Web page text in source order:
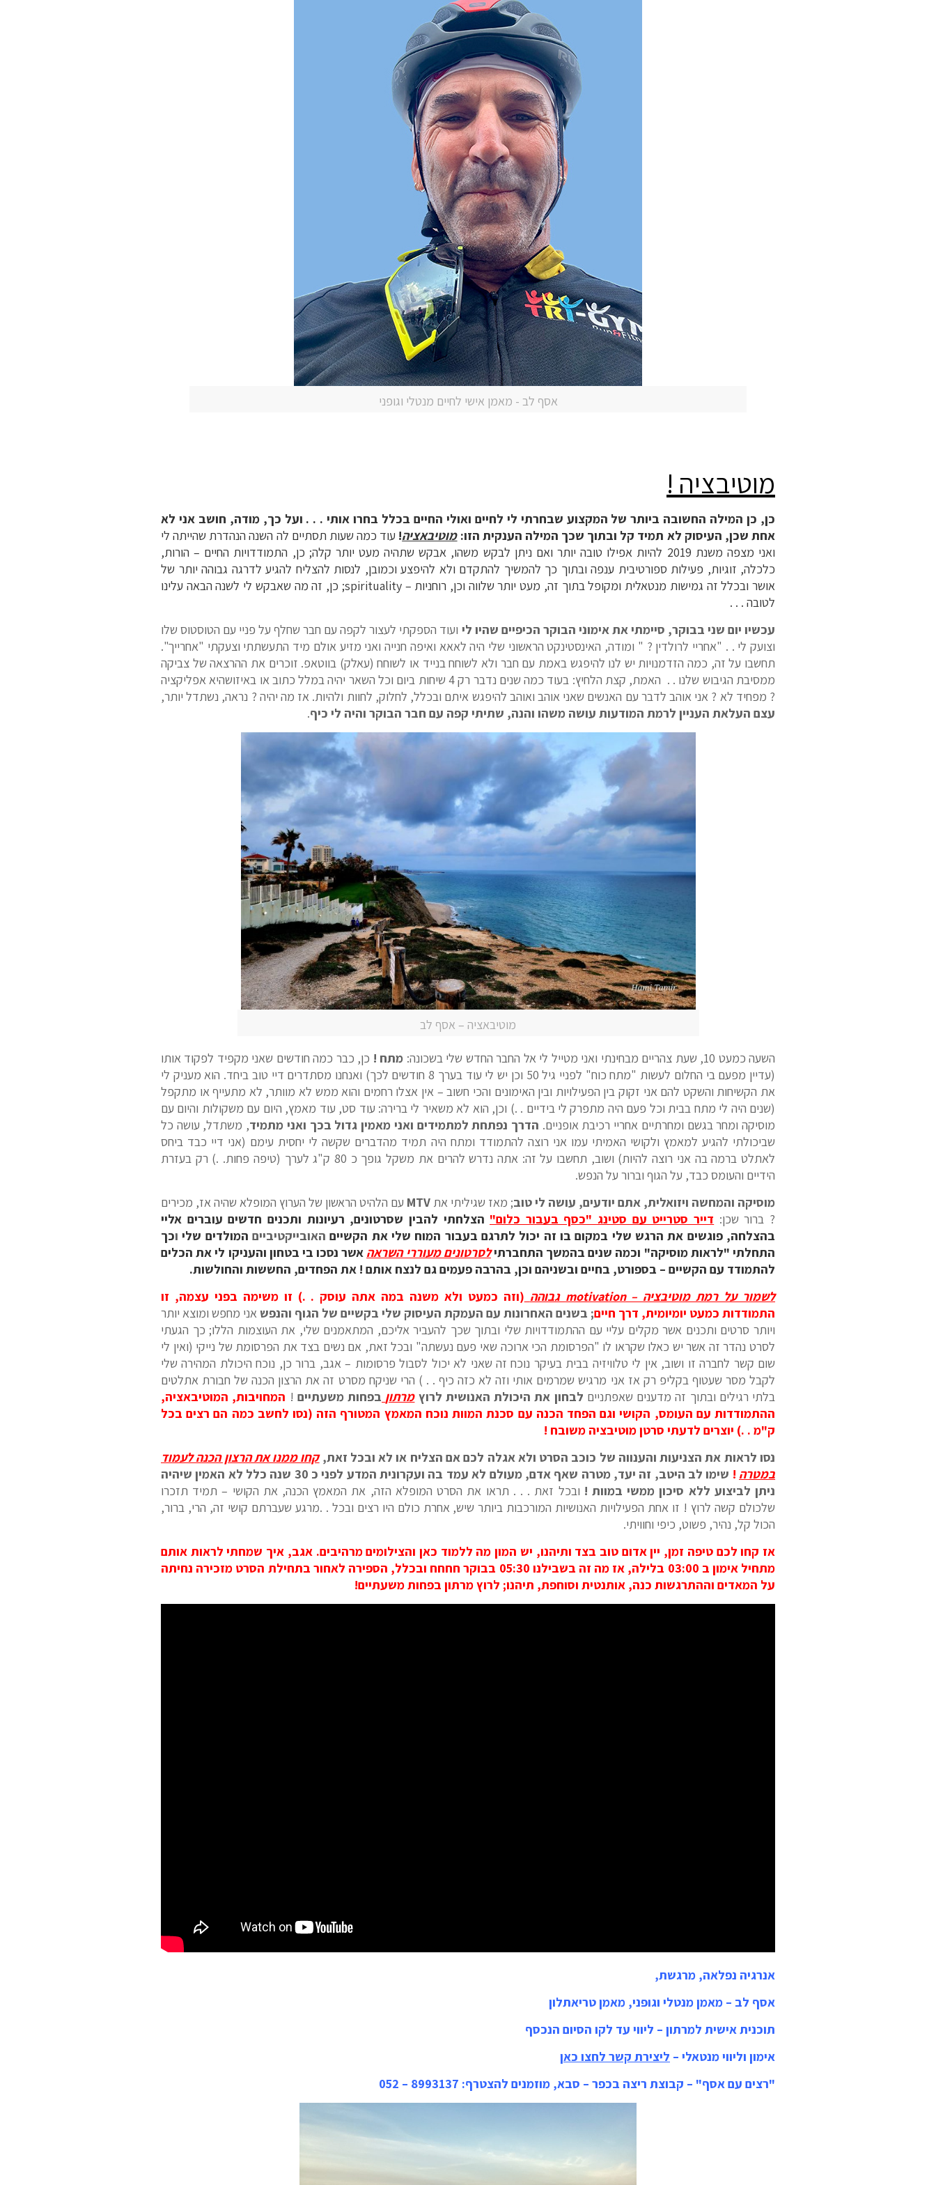
אסף לב - מאמן אישי לחיים מנטלי וגופני
מוטיבציה !
כן, כן המילה החשובה ביותר של המקצוע שבחרתי לי לחיים ואולי החיים בכלל בחרו אותי . . . ועל כך, מודה, חושב אני לא
אחת שכן, העיסוק לא תמיד קל ובתוך שכך המילה הענקית הזו:מוטיבאציה! עוד כמה שעות תסתיים לה השנה הנהדרת שהייתה לי
ואני מצפה משנת 2019 להיות אפילו טובה יותר ואם ניתן לבקש משהו, אבקש שתהיה מעט יותר קלה; כן, התמודדויות החיים – הורות,
כלכלה, זוגיות, פעילות ספורטיבית ענפה ובתוך כך להמשיך להתקדם ולא להיפצע וכמובן, לנסות להצליח להגיע לדרגה גבוהה יותר של
אושר ובכלל זה גמישות מנטאלית ומקופל בתוך זה, מעט יותר שלווה וכן, רוחניות – spirituality; כן, זה מה שאבקש לי לשנה הבאה עלינו
לטובה . . .
עכשיו יום שני בבוקר, סיימתי את אימוני הבוקר הכיפיים שהיו לי ועוד הספקתי לעצור לקפה עם חבר שחלף על פניי עם הטוסטוס שלו
וצועק לי . . "אחריי לרולדין ? " ומודה, האינסטינקט הראשוני שלי היה לאאא ואיפה חנייה ואני מזיע אולם מיד התעשתתי וצעקתי "אחרייך".
תחשבו על זה, כמה הזדמנויות יש לנו להיפגש באמת עם חבר ולא לשוחח בנייד או לשוחח (עאלק) בווטאפ. זוכרים את ההרצאה של צביקה
ממסיבת הגיבוש שלנו . . האמת, קצת הלחיץ: בעוד כמה שנים נדבר רק 4 שיחות ביום וכל השאר יהיה במלל כתוב או באיזושהיא אפליקציה
? מפחיד לא ? אני אוהב לדבר עם האנשים שאני אוהב ואוהב להיפגש איתם ובכלל, לחלוק, לחוות ולהיות. אז מה יהיה ? נראה, נשתדל יותר,
עצם העלאת העניין לרמת המודעות עושה משהו והנה, שתיתי קפה עם חבר הבוקר והיה לי כיף.
מוטיבאציה – אסף לב
השעה כמעט 10, שעת צהריים מבחינתי ואני מטייל לי אל החבר החדש שלי בשכונה: מתח ! כן, כבר כמה חודשים שאני מקפיד לפקוד אותו
(עדיין מפעם בי החלום לעשות "מתח כוח" לפניי גיל 50 וכן יש לי עוד בערך 8 חודשים לכך) ואנחנו מסתדרים דיי טוב ביחד. הוא מעניק לי
את הקשיחות והשקט להם אני זקוק בין הפעילויות ובין האימונים והכי חשוב – אין אצלו רחמים והוא ממש לא מוותר, לא מתעייף או מתקפל
(שנים היה לי מתח בבית וכל פעם היה מתפרק לי בידיים . .) וכן, הוא לא משאיר לי ברירה: עוד סט, עוד מאמץ, היום עם משקולות והיום עם
מוסיקה ומחר בגשם ומחרתיים אחריי רכיבת אופניים. הדרך נפתחת למתמידים ואני מאמין גדול בכך ואני מתמיד, משתדל, עושה כל
שביכולתי להגיע למאמץ ולקושי האמיתי עמו אני רוצה להתמודד ומתח היה תמיד מהדברים שקשה לי יחסית עימם (אני דיי כבד ביחס
לאתלט ברמה בה אני רוצה להיות) ושוב, תחשבו על זה: אתה נדרש להרים את משקל גופך כ 80 ק"ג לערך (טיפה פחות. .) רק בעזרת
הידיים והעומס כבד, על הגוף וברור על הנפש.
מוסיקה והמחשה ויזואלית, אתם יודעים, עושה לי טוב; מאז שגיליתי את MTV עם הלהיט הראשון של הערוץ המופלא שהיה אז, מכירים
? ברור שכן: דייר סטרייט עם סטינג "כסף בעבור כלום" הצלחתי להבין שסרטונים, רעיונות ותכנים חדשים עוברים אליי
בהצלחה, פוגשים את הרגש שלי במקום בו זה יכול לתרגם בעבור המוח שלי את הקשיים האובייקטיבייםהמולדים שלי וכך
התחלתי "לראות מוסיקה" וכמה שנים בהמשך התחברתילסרטונים מעוררי השראה אשר נסכו בי בטחון והעניקו לי את הכלים
להתמודד עם הקשיים – בספורט, בחיים ובשניהם וכן, בהרבה פעמים גם לנצח אותם ! את הפחדים, החששות והחולשות.
לשמור על רמת מוטיבציה – motivation גבוהה
(וזה כמעט ולא משנה במה אתה עוסק . .) זו משימה בפני עצמה, זו
התמודדות כמעט יומיומית, דרך חיים; בשנים האחרונות עם העמקת העיסוק שלי בקשיים של הגוף והנפש אני מחפש ומוצא יותר
ויותר סרטים ותכנים אשר מקלים עליי עם ההתמודדויות שלי ובתוך שכך להעביר אליכם, המתאמנים שלי, את העוצמות הללו; כך הגעתי
לסרט נהדר זה אשר יש כאלו שקראו לו "הפרסומת הכי ארוכה שאי פעם נעשתה" ובכל זאת, אם נשים בצד את הפרסומת של נייקי (ואין לי
שום קשר לחברה זו ושוב, אין לי טלוויזיה בבית בעיקר נוכח זה שאני לא יכול לסבול פרסומות – אגב, ברור כן, נוכח היכולת המהירה שלי
לקבל מסר שעטוף בקליפ רק אז אני מרגיש שמרמים אותי וזה לא כזה כיף . . ) הרי שניקח מסרט זה את הרצון הכנה של חבורת אתלטים
בלתי רגילים ובתוך זה מדענים שאפתניים לבחון את היכולת האנושית לרוץמרתון בפחות משעתיים ! המחויבות, המוטיבאציה,
ההתמודדות עם העומס, הקושי וגם הפחד הכנה עם סכנת המוות נוכח המאמץ המטורף הזה (נסו לחשב כמה הם רצים בכל
ק"מ . .) יוצרים לדעתי סרטן מוטיבציה משובח !
נסו לראות את הצניעות והענווה של כוכב הסרט ולא אגלה לכם אם הצליח או לא ובכל זאת,קחו ממנו את הרצון הכנה לעמוד
במטרה !
שימו לב היטב, זה יעד, מטרה שאף אדם, מעולם לא עמד בה ועקרונית המדע לפני כ 30 שנה כלל לא האמין שיהיה
ניתן לביצוע ללא סיכון ממשי במוות ! ובכל זאת . . . תראו את הסרט המופלא הזה, את המאמץ הכנה, את הקושי – תמיד תזכרו
שלכולם קשה לרוץ ! זו אחת הפעילויות האנושיות המורכבות ביותר שיש, אחרת כולם היו רצים ובכל . .מרגע שעברתם קושי זה, הרי, ברור,
הכול קל, נהיר, פשוט, כיפי וחוויתי.
אז קחו לכם טיפה זמן, יין אדום טוב בצד ותיהנו, יש המון מה ללמוד כאן והצילומים מרהיבים. אגב, איך שמחתי לראות אותם
מתחיל אימון ב 03:00 בלילה, אז מה זה בשבילנו 05:30 בבוקר חחחח ובכלל, הספירה לאחור בתחילת הסרט מזכירה נחיתה
על המאדים וההתרגשות כנה, אותנטית וסוחפת, תיהנו; לרוץ מרתון בפחות משעתיים!
אנרגיה נפלאה, מרגשת,
אסף לב – מאמן מנטלי וגופני, מאמן טריאתלון
תוכנית אישית למרתון – ליווי עד לקו הסיום הנכסף
אימון וליווי מנטאלי – ליצירת קשר לחצו כאן
"רצים עם אסף" – קבוצת ריצה בכפר – סבא, מוזמנים להצטרף: 8993137 – 052